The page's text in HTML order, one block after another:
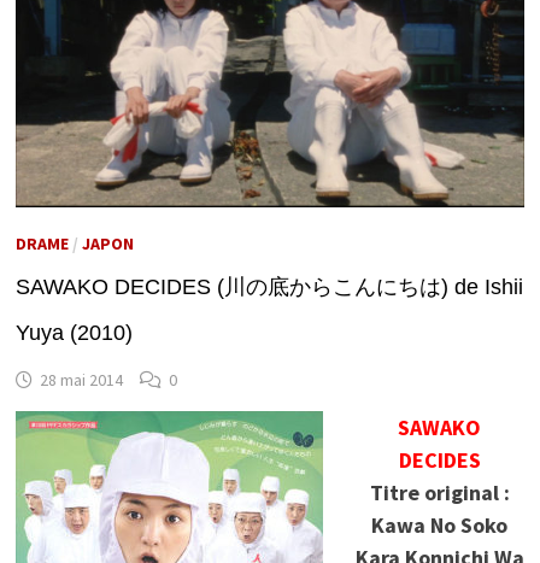
DRAME/ JAPON
SAWAKO DECIDES (川の底からこんにちは) de Ishii
Yuya (2010)
28 mai 2014 0
SAWAKO
DECIDES
Titre original :
Kawa No Soko